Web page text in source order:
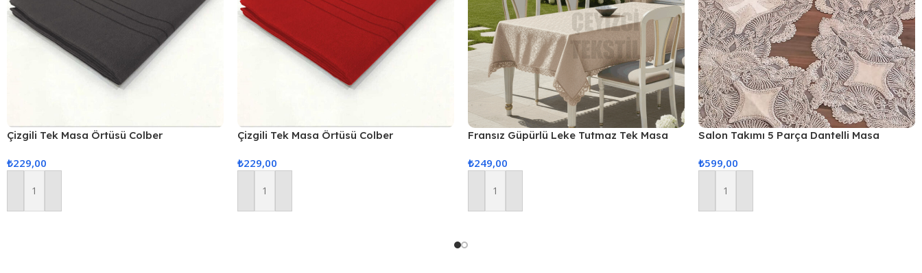
Çizgili Tek Masa Örtüsü Colber
₺229,00
Sepete Ekle
Çizgili Tek Masa Örtüsü Colber
₺229,00
Sepete Ekle
Fransız Güpürlü Leke Tutmaz Tek Masa
₺249,00
Sepete Ekle
Salon Takımı 5 Parça Dantelli Masa
₺599,00
Sepete Ekle